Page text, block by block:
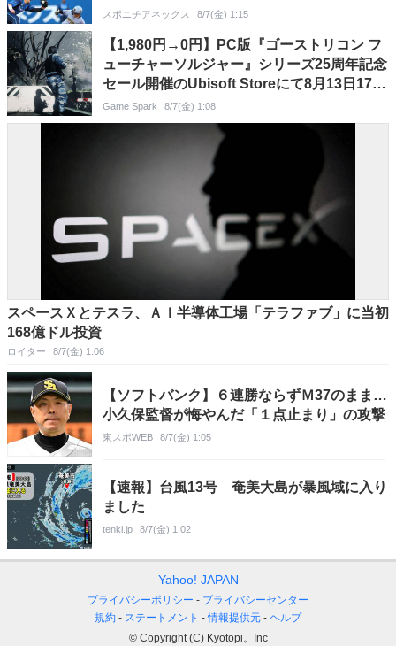
スポニチアネックス 8/7(金) 1:15
【1,980円→0円】PC版『ゴーストリコン フ
ューチャーソルジャー』シリーズ25周年記念
セール開催のUbisoft Storeにて8月13日17時
まで無料配布
Game Spark 8/7(金) 1:08
スペースＸとテスラ、ＡＩ半導体工場「テラファブ」に当初
168億ドル投資
ロイター 8/7(金) 1:06
【ソフトバンク】６連勝ならずＭ37のまま…
小久保監督が悔やんだ「１点止まり」の攻撃
東スポWEB 8/7(金) 1:05
【速報】台風13号 奄美大島が暴風域に入り
ました
tenki.jp 8/7(金) 1:02
Yahoo! JAPAN
プライバシーポリシー
プライバシーセンター
規約
ステートメント 情報提供元
ヘルプ
© Copyright (C) Kyotopi。Inc